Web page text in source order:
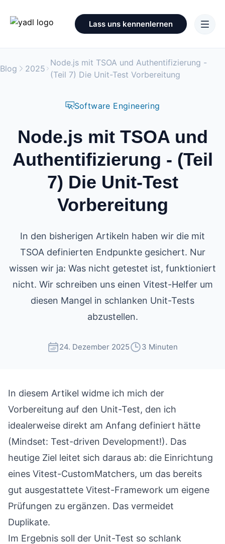
Lass uns kennenlernen
Blog 2025
Node.js mit TSOA und Authentifizierung -
(Teil 7) Die Unit-Test Vorbereitung
Software Engineering
Node.js mit TSOA und
Authentifizierung - (Teil
7) Die Unit-Test
Vorbereitung
In den bisherigen Artikeln haben wir die mit
TSOA definierten Endpunkte gesichert. Nur
wissen wir ja: Was nicht getestet ist, funktioniert
nicht. Wir schreiben uns einen Vitest-Helfer um
diesen Mangel in schlanken Unit-Tests
abzustellen.
24. Dezember 2025 3 Minuten
In diesem Artikel widme ich mich der
Vorbereitung auf den Unit-Test, den ich
idealerweise direkt am Anfang definiert hätte
(Mindset: Test-driven Development!). Das
heutige Ziel leitet sich daraus ab: die Einrichtung
eines Vitest-CustomMatchers, um das bereits
gut ausgestattete Vitest-Framework um eigene
Prüfungen zu ergänzen. Das vermeidet
Duplikate.
Im Ergebnis soll der Unit-Test so schlank